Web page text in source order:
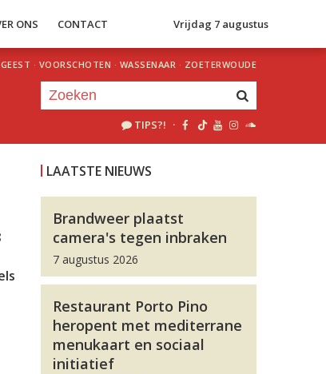
ONS CONTACT Vrijdag 7 augustus
· VOORSCHOTEN · WASSENAAR · ZOETERWOUDE
TIPS?! ·
LAATSTE NIEUWS
Brandweer plaatst
camera's tegen inbraken
7 augustus 2026
Restaurant Porto Pino
heropent met mediterrane
menukaart en sociaal
initiatief